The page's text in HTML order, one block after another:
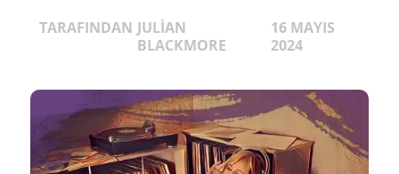
TARAFINDAN JULIAN
BLACKMORE
16 MAYIS
2024